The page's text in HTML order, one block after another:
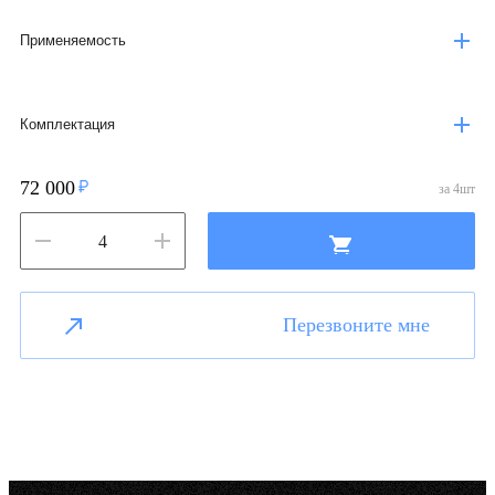
Применяемость
Комплектация
72 000 за 4шт
Перезвоните мне